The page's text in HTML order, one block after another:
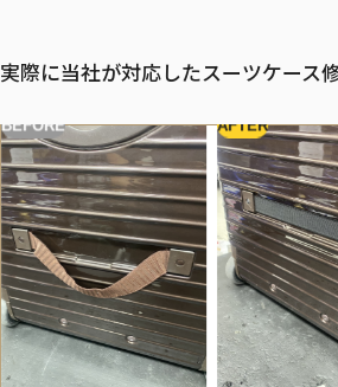
実際に当社が対応したスーツケース
BEFORE AFTER